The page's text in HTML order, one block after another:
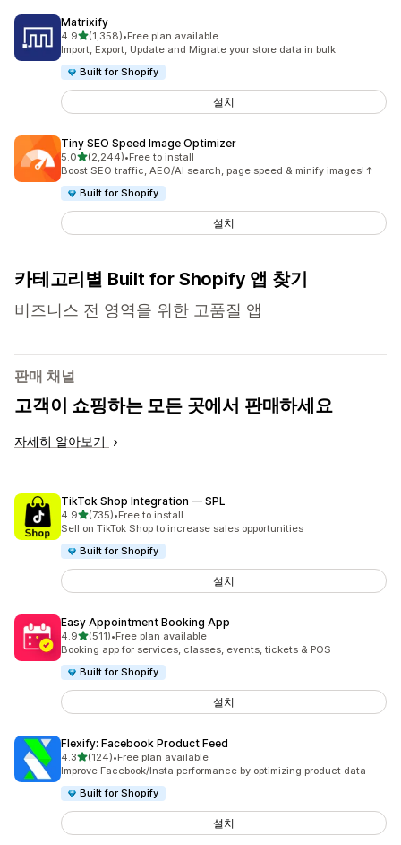
Matrixify
4.9별 5개 중
(1,358)
총 리뷰 1358개
•Free plan available
Import, Export, Update and Migrate your store data in bulk
Built for Shopify
설치
Tiny SEO Speed Image Optimizer
5.0별 5개 중
(2,244)
총 리뷰 2244개
•Free to install
Boost SEO traffic, AEO/AI search, page speed & minify images!↑
Built for Shopify
설치
카테고리별 Built for Shopify 앱 찾기
비즈니스 전 영역을 위한 고품질 앱
판매 채널
고객이 쇼핑하는 모든 곳에서 판매하세요
자세히 알아보기
TikTok Shop Integration — SPL
4.9별 5개 중
(735)
총 리뷰 735개
•Free to install
Sell on TikTok Shop to increase sales opportunities
Built for Shopify
설치
Easy Appointment Booking App
4.9별 5개 중
(511)
총 리뷰 511개
•Free plan available
Booking app for services, classes, events, tickets & POS
Built for Shopify
설치
Flexify: Facebook Product Feed
4.3별 5개 중
(124)
총 리뷰 124개
•Free plan available
Improve Facebook/Insta performance by optimizing product data
Built for Shopify
설치